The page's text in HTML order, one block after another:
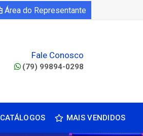
Área do Representante
Fale Conosco
(79) 99894-0298
CATÁLOGOS MAIS VENDIDOS